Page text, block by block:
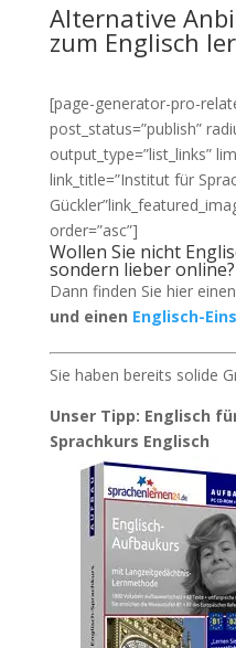
Alternative
zum Englisch
[page-generator-pro-
post_status=”publish”
output_type=”list_links”
link_title=”Institut für
order=”asc”]
Wollen Sie nicht
sondern lieber online?
Dann finden Sie hier einen
und einen Englisch-
Sie haben bereits solide
Unser Tipp: Englisch
Sprachkurs Englisch